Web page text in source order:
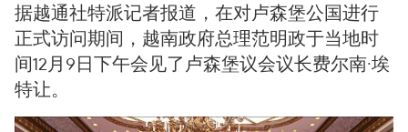
据越通社特派记者报道，在对卢森堡公国进行
正式访问期间，越南政府总理范明政于当地时
间12月9日下午会见了卢森堡议会议长费尔南·埃
特让。